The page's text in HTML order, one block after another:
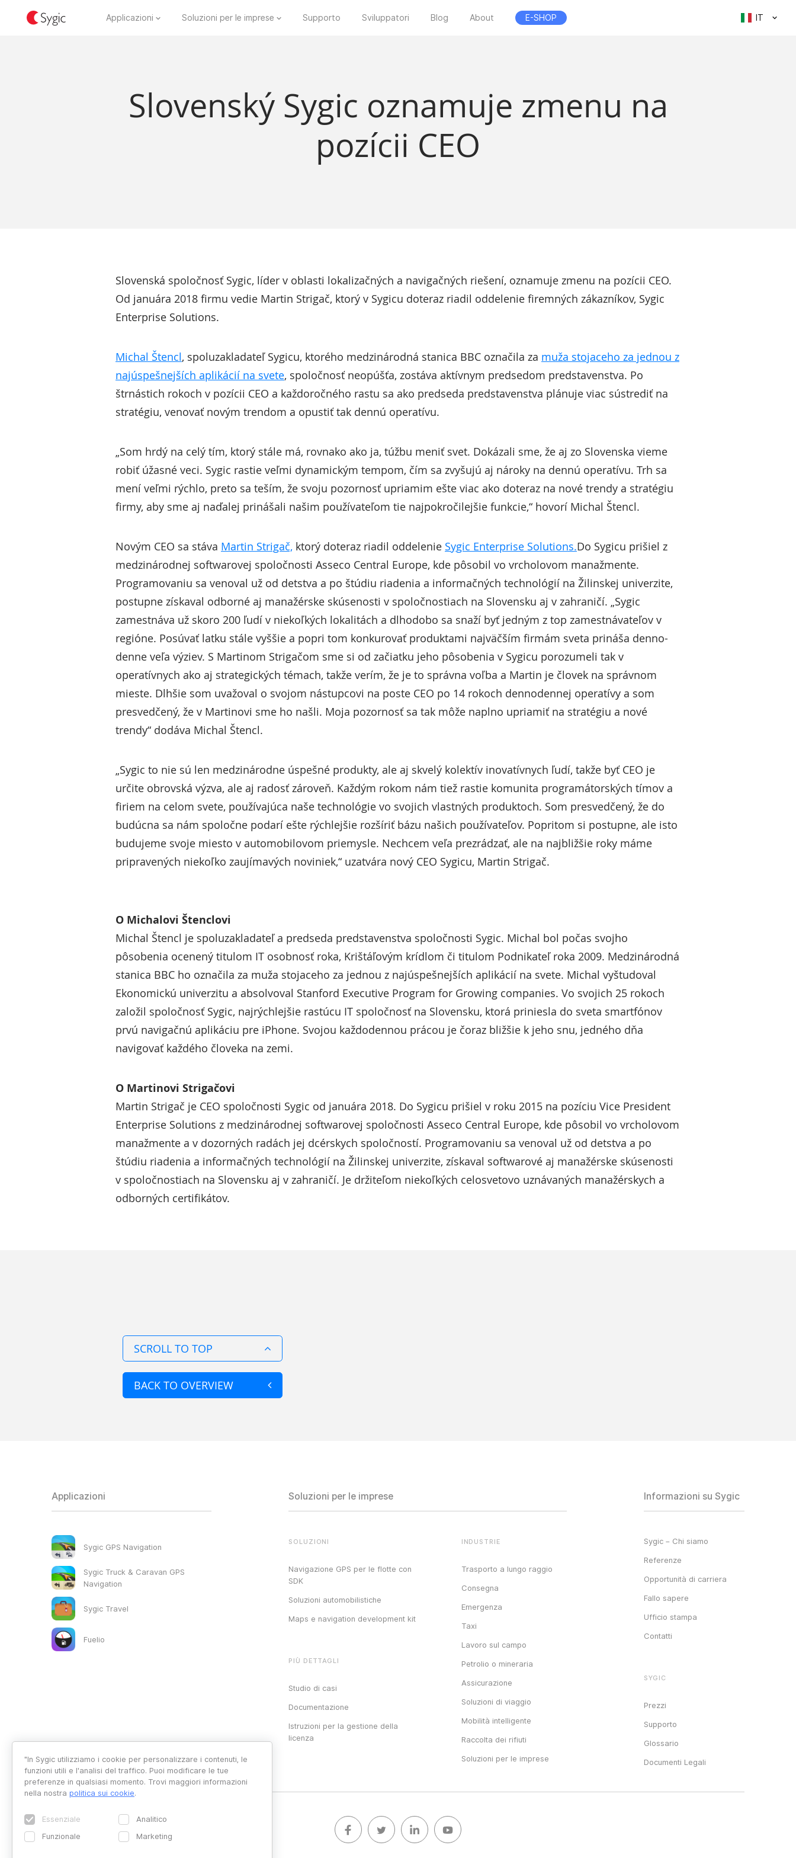
Applicazioni Soluzioni per le imprese Supporto Sviluppatori Blog About E-SHOP IT
Slovenský Sygic oznamuje zmenu na
pozícii CEO
Slovenská spoločnosť Sygic, líder v oblasti lokalizačných a navigačných riešení, oznamuje zmenu na pozícii CEO.
Od januára 2018 firmu vedie Martin Strigač, ktorý v Sygicu doteraz riadil oddelenie firemných zákazníkov, Sygic
Enterprise Solutions.
Michal Štencl, spoluzakladateľ Sygicu, ktorého medzinárodná stanica BBC označila za muža stojaceho za jednou z
najúspešnejších aplikácií na svete, spoločnosť neopúšťa, zostáva aktívnym predsedom predstavenstva. Po
štrnástich rokoch v pozícii CEO a každoročného rastu sa ako predseda predstavenstva plánuje viac sústrediť na
stratégiu, venovať novým trendom a opustiť tak dennú operatívu.
„Som hrdý na celý tím, ktorý stále má, rovnako ako ja, túžbu meniť svet. Dokázali sme, že aj zo Slovenska vieme
robiť úžasné veci. Sygic rastie veľmi dynamickým tempom, čím sa zvyšujú aj nároky na dennú operatívu. Trh sa
mení veľmi rýchlo, preto sa teším, že svoju pozornosť upriamim ešte viac ako doteraz na nové trendy a stratégiu
firmy, aby sme aj naďalej prinášali našim používateľom tie najpokročilejšie funkcie,“ hovorí Michal Štencl.
Novým CEO sa stáva Martin Strigač, ktorý doteraz riadil oddelenie Sygic Enterprise Solutions.Do Sygicu prišiel z
medzinárodnej softwarovej spoločnosti Asseco Central Europe, kde pôsobil vo vrcholovom manažmente.
Programovaniu sa venoval už od detstva a po štúdiu riadenia a informačných technológií na Žilinskej univerzite,
postupne získaval odborné aj manažérske skúsenosti v spoločnostiach na Slovensku aj v zahraničí. „Sygic
zamestnáva už skoro 200 ľudí v niekoľkých lokalitách a dlhodobo sa snaží byť jedným z top zamestnávateľov v
regióne. Posúvať latku stále vyššie a popri tom konkurovať produktami najväčším firmám sveta prináša denno-
denne veľa výziev. S Martinom Strigačom sme si od začiatku jeho pôsobenia v Sygicu porozumeli tak v
operatívnych ako aj strategických témach, takže verím, že je to správna voľba a Martin je človek na správnom
mieste. Dlhšie som uvažoval o svojom nástupcovi na poste CEO po 14 rokoch dennodennej operatívy a som
presvedčený, že v Martinovi sme ho našli. Moja pozornosť sa tak môže naplno upriamiť na stratégiu a nové
trendy“ dodáva Michal Štencl.
„Sygic to nie sú len medzinárodne úspešné produkty, ale aj skvelý kolektív inovatívnych ľudí, takže byť CEO je
určite obrovská výzva, ale aj radosť zároveň. Každým rokom nám tiež rastie komunita programátorských tímov a
firiem na celom svete, používajúca naše technológie vo svojich vlastných produktoch. Som presvedčený, že do
budúcna sa nám spoločne podarí ešte rýchlejšie rozšíriť bázu našich používateľov. Popritom si postupne, ale isto
budujeme svoje miesto v automobilovom priemysle. Nechcem veľa prezrádzať, ale na najbližšie roky máme
pripravených niekoľko zaujímavých noviniek,“ uzatvára nový CEO Sygicu, Martin Strigač.
O Michalovi Štenclovi
Michal Štencl je spoluzakladateľ a predseda predstavenstva spoločnosti Sygic. Michal bol počas svojho
pôsobenia ocenený titulom IT osobnosť roka, Krištáľovým krídlom či titulom Podnikateľ roka 2009. Medzinárodná
stanica BBC ho označila za muža stojaceho za jednou z najúspešnejších aplikácií na svete. Michal vyštudoval
Ekonomickú univerzitu a absolvoval Stanford Executive Program for Growing companies. Vo svojich 25 rokoch
založil spoločnosť Sygic, najrýchlejšie rastúcu IT spoločnosť na Slovensku, ktorá priniesla do sveta smartfónov
prvú navigačnú aplikáciu pre iPhone. Svojou každodennou prácou je čoraz bližšie k jeho snu, jedného dňa
navigovať každého človeka na zemi.
O Martinovi Strigačovi
Martin Strigač je CEO spoločnosti Sygic od januára 2018. Do Sygicu prišiel v roku 2015 na pozíciu Vice President
Enterprise Solutions z medzinárodnej softwarovej spoločnosti Asseco Central Europe, kde pôsobil vo vrcholovom
manažmente a v dozorných radách jej dcérskych spoločností. Programovaniu sa venoval už od detstva a po
štúdiu riadenia a informačných technológií na Žilinskej univerzite, získaval softwarové aj manažérske skúsenosti
v spoločnostiach na Slovensku aj v zahraničí. Je držiteľom niekoľkých celosvetovo uznávaných manažérskych a
odborných certifikátov.
SCROLL TO TOP
BACK TO OVERVIEW
Applicazioni
Sygic GPS Navigation
Sygic Truck & Caravan GPS
Navigation
Sygic Travel
Fuelio
Soluzioni per le imprese
SOLUZIONI
Navigazione GPS per le flotte con
SDK
Soluzioni automobilistiche
Maps e navigation development kit
PIÙ DETTAGLI
Studio di casi
Documentazione
Istruzioni per la gestione della
licenza
INDUSTRIE
Trasporto a lungo raggio
Consegna
Emergenza
Taxi
Lavoro sul campo
Petrolio o mineraria
Assicurazione
Soluzioni di viaggio
Mobilità intelligente
Raccolta dei rifiuti
Soluzioni per le imprese
Informazioni su Sygic
Sygic – Chi siamo
Referenze
Opportunità di carriera
Fallo sapere
Ufficio stampa
Contatti
SYGIC
Prezzi
Supporto
Glossario
Documenti Legali
"In Sygic utilizziamo i cookie per personalizzare i contenuti, le
funzioni utili e l'analisi del traffico. Puoi modificare le tue
preferenze in qualsiasi momento. Trovi maggiori informazioni
nella nostra politica sui cookie.
Essenziale
Analitico
Funzionale
Marketing